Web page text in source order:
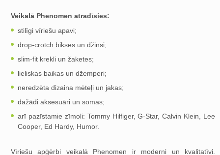
Veikalā Phenomen atradīsies:
stilīgi vīriešu apavi;
drop-crotch bikses un džinsi;
slim-fit krekli un žaketes;
lieliskas baikas un džemperi;
neredzēta dizaina mēteļi un jakas;
dažādi aksesuāri un somas;
arī pazīstamie zīmoli: Tommy Hilfiger, G-Star, Calvin Klein, Lee
Cooper, Ed Hardy, Humor.
Vīriešu apģērbi veikalā Phenomen ir moderni un kvalitatīvi.